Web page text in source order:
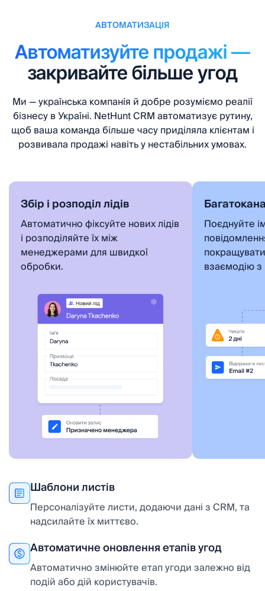
АВТОМАТИЗАЦІЯ
Автоматизуйте продажі —
закривайте більше угод
Ми — українська компанія й добре розуміємо реалії
бізнесу в Україні. NetHunt CRM автоматизує рутину,
щоб ваша команда більше часу приділяла клієнтам і
розвивала продажі навіть у нестабільних умовах.
Збір і розподіл лідів
Автоматично фіксуйте нових лідів
і розподіляйте їх між
менеджерами для швидкої
обробки.
Поєднуйте
взаємодію з
Шаблони листів
Персоналізуйте листи, додаючи дані з CRM, та
надсилайте їх миттєво.
Автоматичне оновлення етапів угод
Автоматично змінюйте етап угоди залежно від
подій або дій користувачів.